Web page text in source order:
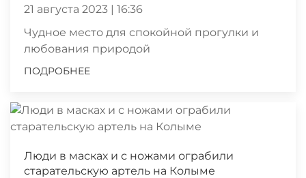
21 августа 2023 | 16:36
Чудное место для спокойной прогулки и
любования природой
ПОДРОБНЕЕ
Люди в масках и с ножами ограбили
старательскую артель на Колыме